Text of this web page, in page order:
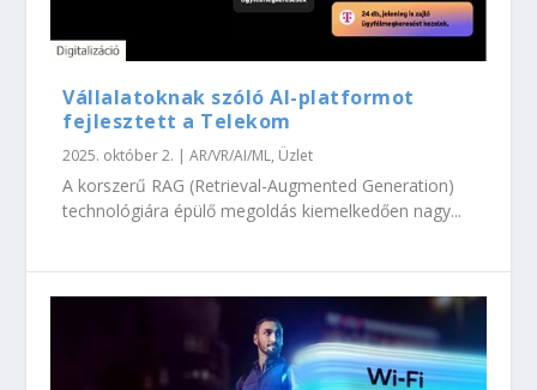
Vállalatoknak szóló AI-platformot
fejlesztett a Telekom
2025. október 2. |AR/VR/AI/ML, Üzlet
A korszerű RAG (Retrieval-Augmented Generation)
technológiára épülő megoldás kiemelkedően nagy...